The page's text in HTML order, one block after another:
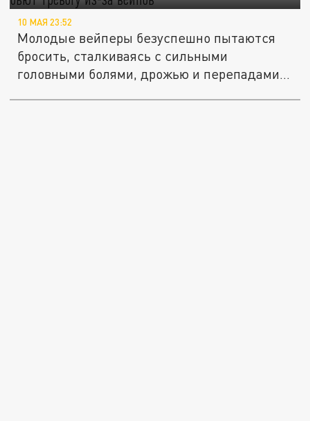
10 МАЯ 23:52
Молодые вейперы безуспешно пытаются
бросить, сталкиваясь с сильными
головными болями, дрожью и перепадами...